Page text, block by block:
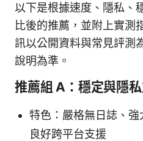
以下是根據速度、隱私、
比後的推薦，並附上實測
訊以公開資料與常見評測
說明為準。
推薦組 A：穩定與隱
特色：嚴格無日誌、強
良好跨平台支援